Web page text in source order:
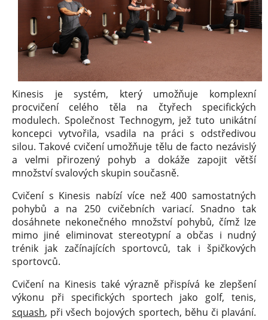
Kinesis je systém, který umožňuje komplexní
procvičení celého těla na čtyřech specifických
modulech. Společnost Technogym, jež tuto unikátní
koncepci vytvořila, vsadila na práci s odstředivou
silou. Takové cvičení umožňuje tělu de facto nezávislý
a velmi přirozený pohyb a dokáže zapojit větší
množství svalových skupin současně.
Cvičení s Kinesis nabízí více než 400 samostatných
pohybů a na 250 cvičebních variací. Snadno tak
dosáhnete nekonečného množství pohybů, čímž lze
mimo jiné eliminovat stereotypní a občas i nudný
trénik jak začínajících sportovců, tak i špičkových
sportovců.
Cvičení na Kinesis také výrazně přispívá ke zlepšení
výkonu při specifických sportech jako golf, tenis,
squash, při všech bojových sportech, běhu či plavání.